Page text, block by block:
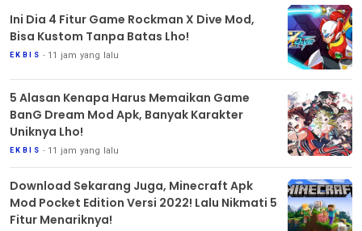
Ini Dia 4 Fitur Game Rockman X Dive Mod,
Bisa Kustom Tanpa Batas Lho!
EKBIS 11 jam yang lalu
5 Alasan Kenapa Harus Memaikan Game
BanG Dream Mod Apk, Banyak Karakter
Uniknya Lho!
EKBIS 11 jam yang lalu
Download Sekarang Juga, Minecraft Apk
Mod Pocket Edition Versi 2022! Lalu Nikmati 5
Fitur Menariknya!